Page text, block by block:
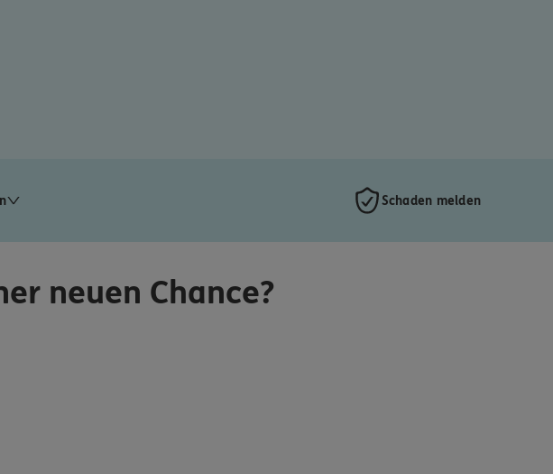
Schaden melden
neuen Chance?